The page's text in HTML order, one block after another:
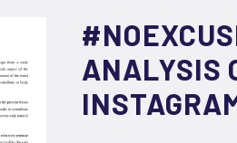
ANALYSIS